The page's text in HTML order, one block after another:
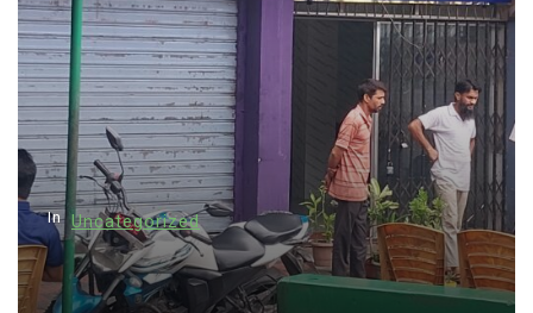
g
a
t
i
o
n
In Uncategorized